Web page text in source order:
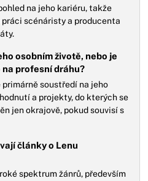
na jeho kariéru, takže
scénáristy a producenta
osobním životě, nebo je
na profesní dráhu?
soustředí na jeho
a projekty, do kterých se
jen okrajově, pokud souvisí s
články o Lenu
spektrum žánrů, především